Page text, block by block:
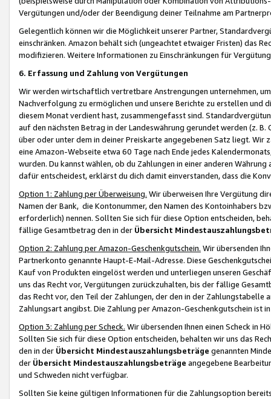
Vergütungen und/oder der Beendigung deiner Teilnahme am
Gelegentlich können wir die Möglichkeit unserer Partner,
einschränken. Amazon behält sich (ungeachtet etwaiger Fristen) das
modifizieren. Weitere Informationen zu Einschränkungen für
6. Erfassung und Zahlung von Vergütungen
Wir werden wirtschaftlich vertretbare Anstrengungen unternehmen,
Nachverfolgung zu ermöglichen und unsere Berichte zu erstellen und
diesem Monat verdient hast, zusammengefasst sind.
auf den nächsten Betrag in der Landeswährung gerundet werden (z.
über oder unter dem in deiner Preiskarte angegebenen Satz liegt.
eine Amazon-Webseite etwa 60 Tage nach Ende jedes
wurden. Du kannst wählen, ob du Zahlungen in einer anderen
dafür entscheidest, erklärst du dich damit einverstanden, dass die
Option 1: Zahlung per Überweisung. Wir überweisen Ihre Vergütung
Namen der Bank, die Kontonummer, den Namen des Kontoinhabers
erforderlich) nennen. Sollten Sie sich für diese Option entscheiden,
fällige Gesamtbetrag den in der Übersicht
Option 2: Zahlung per Amazon-Geschenkgutschein. Wir übersenden
Partnerkonto genannte Haupt-E-Mail-Adresse. Diese
Kauf von Produkten eingelöst werden und unterliegen unseren
uns das Recht vor, Vergütungen zurückzuhalten, bis der fällige
das Recht vor, den Teil der Zahlungen, der den in der
Zahlungsart angibst. Die Zahlung per Amazon-Geschenkgutschein ist
Option 3: Zahlung per Scheck. Wir übersenden Ihnen einen Scheck in
Sollten Sie sich für diese Option entscheiden, behalten wir uns das
den in der Übersicht Mindestauszahlungsbeträge genannten
der Übersicht Mindestauszahlungsbeträge angegebene
und Schweden nicht verfügbar.
Sollten Sie keine gültigen Informationen für die Zahlungsoption